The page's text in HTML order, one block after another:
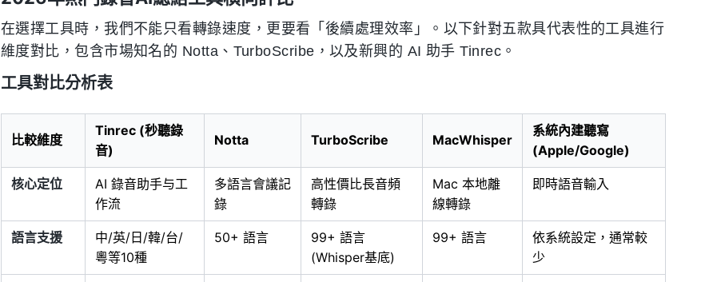
在選擇工具時，我們不能只看轉錄速度，更要看「後續處理效率」。以下針對五款具代表性的工具進行
維度對比，包含市場知名的 Notta、TurboScribe，以及新興的 AI 助手 Tinrec。
工具對比分析表
比較維度
Tinrec (秒聽錄
音)
Notta TurboScribe MacWhisper
系統內建聽寫
(Apple/Google)
核心定位
AI 錄音助手与工
作流
多語言會議記
錄
高性價比長音頻
轉錄
Mac 本地離
線轉錄
即時語音輸入
語言支援
中/英/日/韓/台/
粵等10種
50+ 語言
99+ 語言
(Whisper基底)
99+ 語言
依系統設定，通常較
少